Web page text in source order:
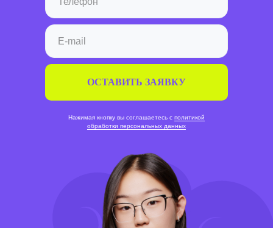
Нажимая кнопку вы соглашаетесь с политикой
обработки персональных данных
ОСТАВИТЬ ЗАЯВКУ